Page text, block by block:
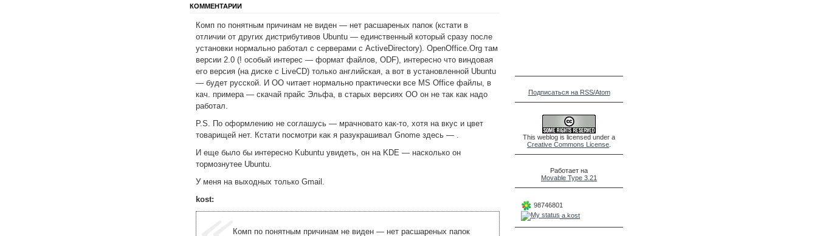
КОММЕНТАРИИ
Комп по понятным причинам не виден — нет расшареных папок (кстати в
отличии от других дистрибутивов Ubuntu — единственный который сразу после
установки нормально работал с серверами с ActiveDirectory). OpenOffice.Org там
версии 2.0 (! особый интерес — формат файлов, ODF), интересно что виндовая
его версия (на диске с LiveCD) только английская, а вот в установленной Ubuntu
— будет русской. И OO читает нормально практически все MS Office файлы, в
кач. примера — скачай прайс Эльфа, в старых версиях OO он не так как надо
работал.
P.S. По оформлению не соглашусь — мрачновато как-то, хотя на вкус и цвет
товарищей нет. Кстати посмотри как я разукрашивал Gnome здесь — .
И еще было бы интересно Kubuntu увидеть, он на KDE — насколько он
тормознутее Ubuntu.
У меня на выходных только Gmail.
kost:
Комп по понятным причинам не виден — нет расшареных папок
Подписаться на RSS/Atom
This weblog is licensed under a
Creative Commons License
Работает на
Movable Type 3.21
98746801
a.kost